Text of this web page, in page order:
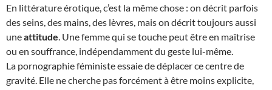
En littérature érotique, c’est la même chose : on décrit parfois
des seins, des mains, des lèvres, mais on décrit toujours aussi
uneattitude. Une femme qui se touche peut être en maîtrise
ou en souffrance, indépendamment du geste lui-même.
La pornographie féministe essaie de déplacer ce centre de
gravité. Elle ne cherche pas forcément à être moins explicite,